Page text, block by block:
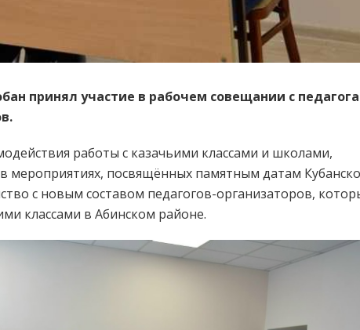
принял участие в рабочем совещании с
работы с казачьими классами и школами,
мероприятиях, посвящённых памятным датам
с новым составом педагогов-организаторов,
классами в Абинском районе.